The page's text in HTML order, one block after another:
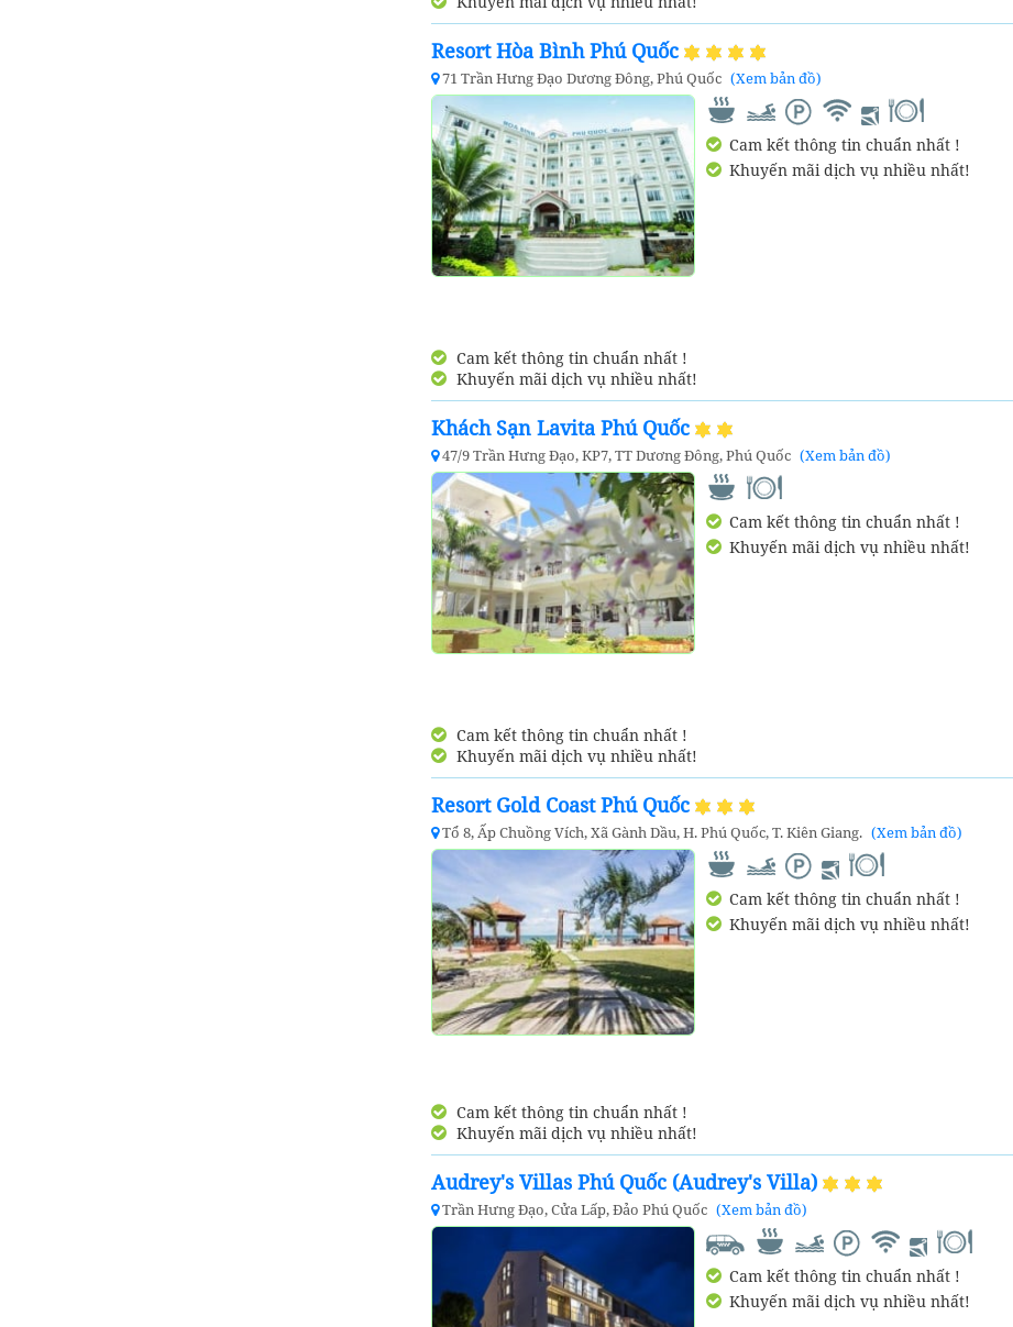
Resort Hòa Bình Phú Quốc
71 Trần Hưng Đạo Dương Đông, Phú Quốc (Xem bản đồ)
Cam kết thông tin chuẩn nhất !
Khuyến mãi dịch vụ nhiều nhất!
Cam kết thông tin chuẩn nhất !
Khuyến mãi dịch vụ nhiều nhất!
Khách Sạn Lavita Phú Quốc
47/9 Trần Hưng Đạo, KP7, TT Dương Đông, Phú Quốc (Xem bản đồ)
Cam kết thông tin chuẩn nhất !
Khuyến mãi dịch vụ nhiều nhất!
Cam kết thông tin chuẩn nhất !
Khuyến mãi dịch vụ nhiều nhất!
Resort Gold Coast Phú Quốc
Tổ 8, Ấp Chuồng Vích, Xã Gành Dầu, H. Phú Quốc, T. Kiên Giang. (Xem bản đồ)
Cam kết thông tin chuẩn nhất !
Khuyến mãi dịch vụ nhiều nhất!
Cam kết thông tin chuẩn nhất !
Khuyến mãi dịch vụ nhiều nhất!
Audrey's Villas Phú Quốc (Audrey's Villa)
Trần Hưng Đạo, Cửa Lấp, Đảo Phú Quốc (Xem bản đồ)
Cam kết thông tin chuẩn nhất !
Khuyến mãi dịch vụ nhiều nhất!